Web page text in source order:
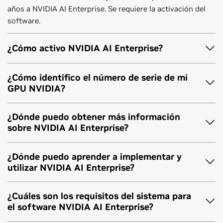
años a NVIDIA AI Enterprise. Se requiere la activación del
software.
¿Cómo activo NVIDIA AI Enterprise?
Los derechos de software NVIDIA AI Enterprise que vienen
con GPU NVIDIA seleccionadas requieren una activación
instrucciones anteriores para completar la activación.
¿Cómo identifico el número de serie de mi
GPU NVIDIA?
Identifique el número de serie de su GPU NVIDIA siguiendo
estas instrucciones
.
¿Dónde puedo obtener más información
sobre NVIDIA AI Enterprise?
La página del producto NVIDIA AI Enterprise
proporciona
una descripción general del software, así como muchos
otros recursos para ayudarlo a comenzar.
¿Dónde puedo aprender a implementar y
utilizar NVIDIA AI Enterprise?
Vea esta biblioteca completa de
guías
tecnológicas, incluidas las mejores prácticas de
implementación, arquitecturas de referencia para casos de
¿Cuáles son los requisitos del sistema para
el software NVIDIA AI Enterprise?